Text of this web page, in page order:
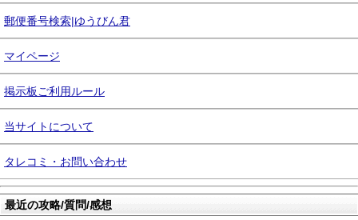
郵便番号検索|ゆうびん君
マイページ
掲示板ご利用ルール
当サイトについて
タレコミ・お問い合わせ
最近の攻略/質問/感想